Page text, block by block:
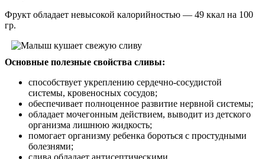
Фрукт обладает невысокой калорийностью — 49 ккал на 100
гр.
Основные полезные свойства сливы:
способствует укреплению сердечно-сосудистой
системы, кровеносных сосудов;
обеспечивает полноценное развитие нервной системы;
обладает мочегонным действием, выводит из детского
организма лишнюю жидкость;
помогает организму ребенка бороться с простудными
болезнями;
слива обладает антисептическими,